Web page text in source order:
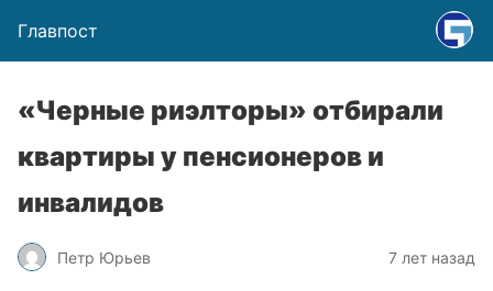
Главпост
«Черные риэлторы» отбирали
квартиры у пенсионеров и
инвалидов
Петр Юрьев 7 лет назад